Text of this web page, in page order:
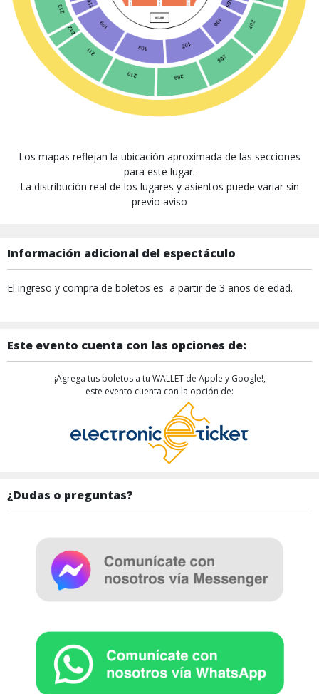
Los mapas reflejan la ubicación aproximada de las secciones
para este lugar.
La distribución real de los lugares y asientos puede variar sin
previo aviso
Información adicional del espectáculo
El ingreso y compra de boletos es a partir de 3 años de edad.
Este evento cuenta con las opciones de:
¡Agrega tus boletos a tu WALLET de Apple y Google!,
este evento cuenta con la opción de:
¿Dudas o preguntas?